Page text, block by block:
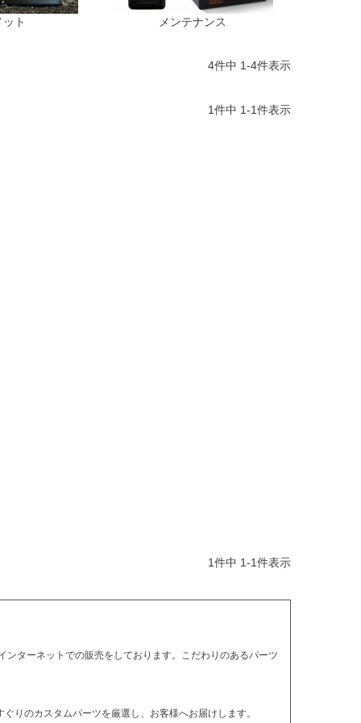
ト メンテナンス
4件中 1-4件表示
1件中 1-1件表示
1件中 1-1件表示
ターネットでの販売をしております。こだわりのあるパーツ
りのカスタムパーツを厳選し、お客様へお届けします。